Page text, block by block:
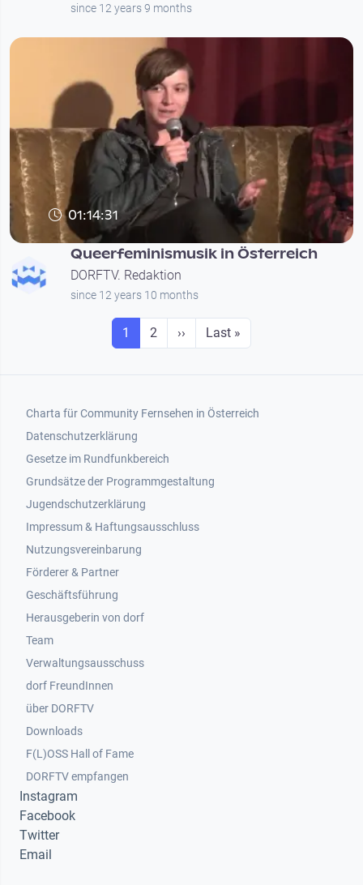
since 12 years 9 months
01:14:31
Queerfeminismusik in Österreich
DORFTV. Redaktion
since 12 years 10 months
Seitennummerierung
Seite
1 Seite
2 Next page
›› Last page
Last »
Footer 1
Charta für Community Fernsehen in Österreich
Datenschutzerklärung
Gesetze im Rundfunkbereich
Grundsätze der Programmgestaltung
Jugendschutzerklärung
Impressum & Haftungsausschluss
Nutzungsvereinbarung
Footer 2
Förderer & Partner
Geschäftsführung
Herausgeberin von dorf
Team
Verwaltungsausschuss
dorf FreundInnen
Footer 3
über DORFTV
Downloads
F(L)OSS Hall of Fame
Footer 4
DORFTV empfangen
Instagram
Facebook
Twitter
Email